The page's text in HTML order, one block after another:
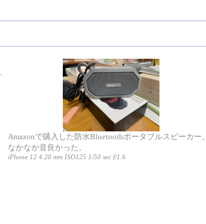
Amazonで購入した防水Bluetoothポータブルスピーカー。
なかなか音良かった。
iPhone 12 4.20 mm ISO125 1/50 sec f/1.6